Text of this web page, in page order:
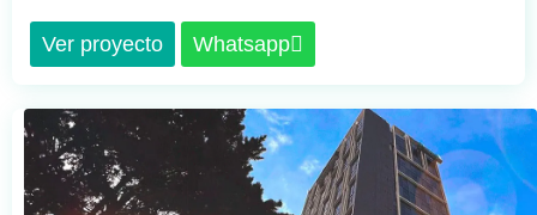
Ver proyecto Whatsapp